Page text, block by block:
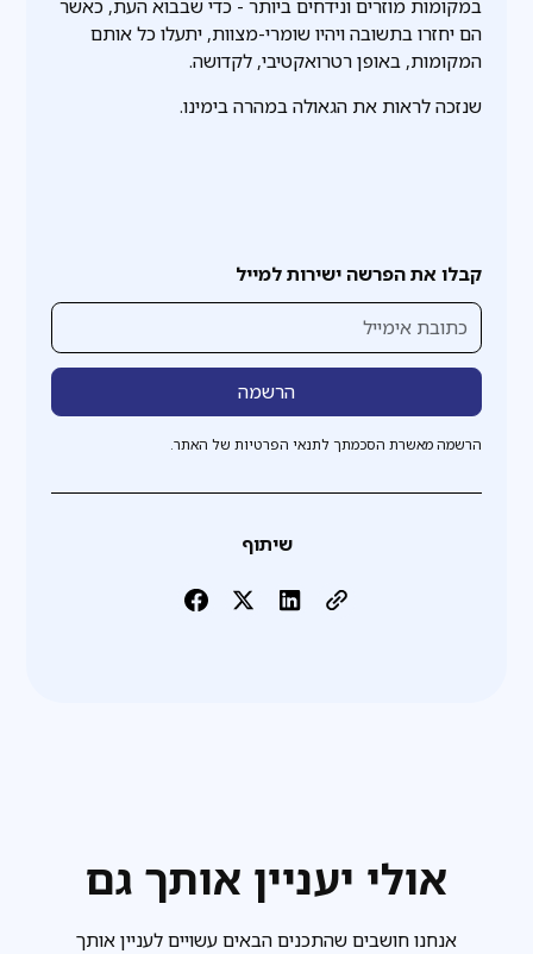
קבלו את הפרשה ישירות למייל
הרשמה מאשרת הסכמתך לתנאי הפרטיות של האתר.
שיתוף
במקומות מוזרים ונידחים ביותר - כדי שבבוא העת, כאשר
הם יחזרו בתשובה ויהיו שומרי-מצוות, יתעלו כל אותם
המקומות, באופן רטרואקטיבי, לקדושה.
שנזכה לראות את הגאולה במהרה בימינו.
אולי יעניין אותך גם
אנחנו חושבים שהתכנים הבאים עשויים לעניין אותך